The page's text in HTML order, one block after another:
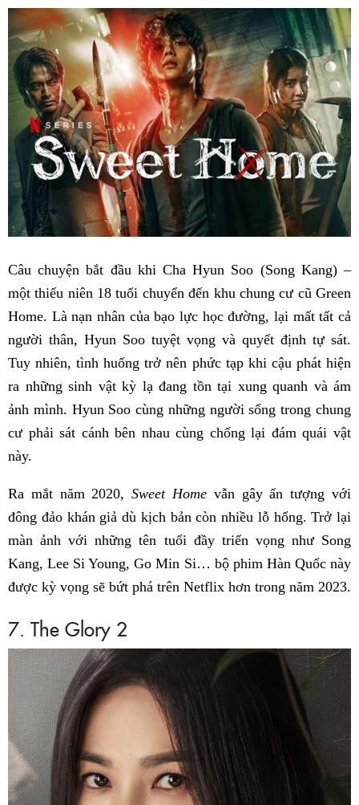
Câu chuyện bắt đầu khi Cha Hyun Soo (Song Kang) –
một thiếu niên 18 tuổi chuyển đến khu chung cư cũ Green
Home. Là nạn nhân của bạo lực học đường, lại mất tất cả
người thân, Hyun Soo tuyệt vọng và quyết định tự sát.
Tuy nhiên, tình huống trở nên phức tạp khi cậu phát hiện
ra những sinh vật kỳ lạ đang tồn tại xung quanh và ám
ảnh mình. Hyun Soo cùng những người sống trong chung
cư phải sát cánh bên nhau cùng chống lại đám quái vật
này.
Ra mắt năm 2020,Sweet Home vẫn gây ấn tượng với
đông đảo khán giả dù kịch bản còn nhiều lỗ hổng. Trở lại
màn ảnh với những tên tuổi đầy triển vọng như Song
Kang, Lee Si Young, Go Min Si… bộ phim Hàn Quốc này
được kỳ vọng sẽ bứt phá trên Netflix hơn trong năm 2023.
7. The Glory 2